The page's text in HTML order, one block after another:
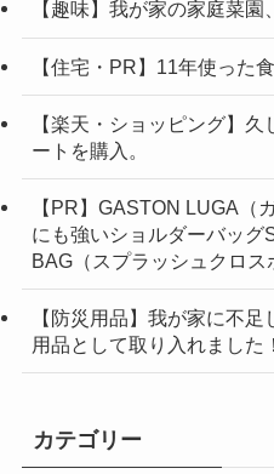
【趣味】我が家の家庭菜
【住宅・PR】11年使った
【楽天・ショッピング】
ートを購入。
【PR】GASTON LUGA（
にも強いショルダーバッ
BAG（スプラッシュクロ
【防災用品】我が家に不
用品として取り入れました！
カテゴリー